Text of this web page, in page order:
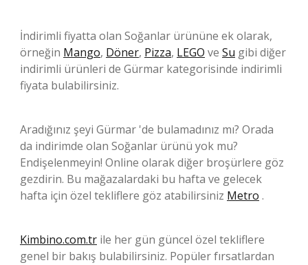
İndirimli fiyatta olan Soğanlar ürününe ek olarak,
örneğin Mango, Döner, Pizza, LEGO ve Su gibi diğer
indirimli ürünleri de Gürmar kategorisinde indirimli
fiyata bulabilirsiniz.
Aradığınız şeyi Gürmar 'de bulamadınız mı? Orada
da indirimde olan Soğanlar ürünü yok mu?
Endişelenmeyin! Online olarak diğer broşürlere göz
gezdirin. Bu mağazalardaki bu hafta ve gelecek
hafta için özel tekliflere göz atabilirsiniz Metro .
Kimbino.com.tr ile her gün güncel özel tekliflere
genel bir bakış bulabilirsiniz. Popüler fırsatlardan